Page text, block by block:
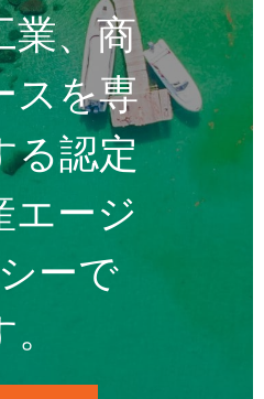
業、商
スを専
る認定
エージ
ーで